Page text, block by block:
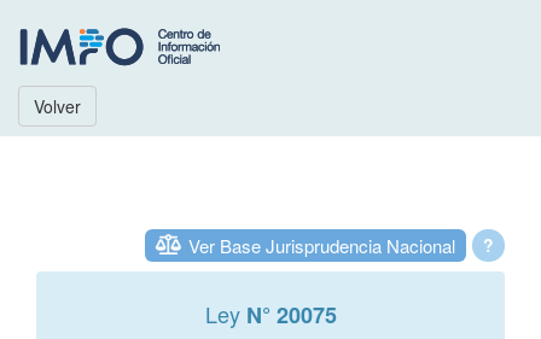
Volver
?
Ver Base Jurisprudencia Nacional
Ley N° 20075